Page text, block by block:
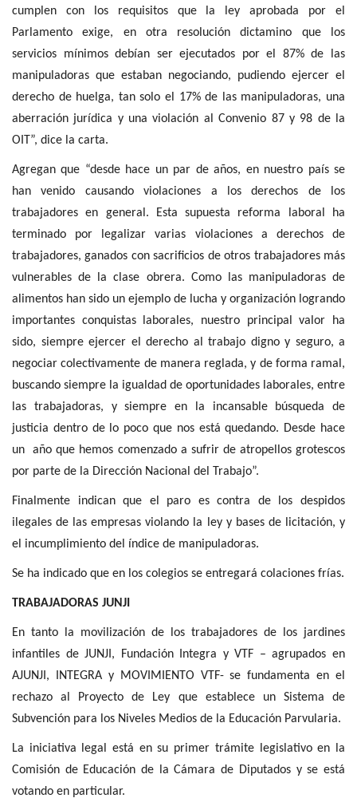
cumplen con los requisitos que la ley aprobada por el
Parlamento exige, en otra resolución dictamino que los
servicios mínimos debían ser ejecutados por el 87% de las
manipuladoras que estaban negociando, pudiendo ejercer el
derecho de huelga, tan solo el 17% de las manipuladoras, una
aberración jurídica y una violación al Convenio 87 y 98 de la
OIT”, dice la carta.
Agregan que “desde hace un par de años, en nuestro país se
han venido causando violaciones a los derechos de los
trabajadores en general. Esta supuesta reforma laboral ha
terminado por legalizar varias violaciones a derechos de
trabajadores, ganados con sacrificios de otros trabajadores más
vulnerables de la clase obrera. Como las manipuladoras de
alimentos han sido un ejemplo de lucha y organización logrando
importantes conquistas laborales, nuestro principal valor ha
sido, siempre ejercer el derecho al trabajo digno y seguro, a
negociar colectivamente de manera reglada, y de forma ramal,
buscando siempre la igualdad de oportunidades laborales, entre
las trabajadoras, y siempre en la incansable búsqueda de
justicia dentro de lo poco que nos está quedando. Desde hace
un año que hemos comenzado a sufrir de atropellos grotescos
por parte de la Dirección Nacional del Trabajo”.
Finalmente indican que el paro es contra de los despidos
ilegales de las empresas violando la ley y bases de licitación, y
el incumplimiento del índice de manipuladoras.
Se ha indicado que en los colegios se entregará colaciones frías.
TRABAJADORAS JUNJI
En tanto la movilización de los trabajadores de los jardines
infantiles de JUNJI, Fundación Integra y VTF – agrupados en
AJUNJI, INTEGRA y MOVIMIENTO VTF- se fundamenta en el
rechazo al Proyecto de Ley que establece un Sistema de
Subvención para los Niveles Medios de la Educación Parvularia.
La iniciativa legal está en su primer trámite legislativo en la
Comisión de Educación de la Cámara de Diputados y se está
votando en particular.